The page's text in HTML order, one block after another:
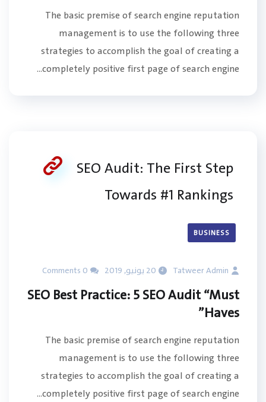
The basic premise of search engine reputation
management is to use the following three
strategies to accomplish the goal of creating a
completely positive first page of search engine...
SEO Audit: The First Step
Towards #1 Rankings
BUSINESS
Tatweer Admin 20 يونيو, 2019 0 Comments
SEO Best Practice: 5 SEO Audit “Must
Haves”
The basic premise of search engine reputation
management is to use the following three
strategies to accomplish the goal of creating a
completely positive first page of search engine...